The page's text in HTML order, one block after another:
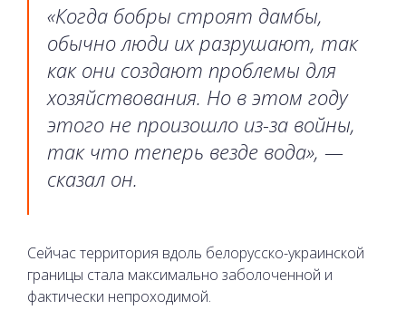
«Когда бобры строят дамбы,
обычно люди их разрушают, так
как они создают проблемы для
хозяйствования. Но в этом году
этого не произошло из-за войны,
так что теперь везде вода», —
сказал он.
Сейчас территория вдоль белорусско-украинской
границы стала максимально заболоченной и
фактически непроходимой.